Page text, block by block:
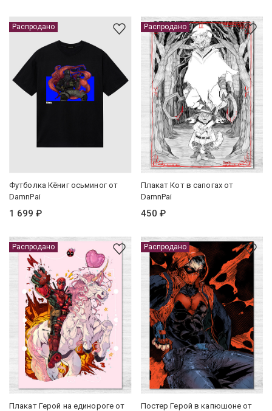
Распродано
Футболка Кёниг осьминог от
DamnPai
1 699 ₽
Распродано
Плакат Кот в сапогах от
DamnPai
450 ₽
Распродано
Плакат Герой на единороге от
Распродано
Постер Герой в капюшоне от